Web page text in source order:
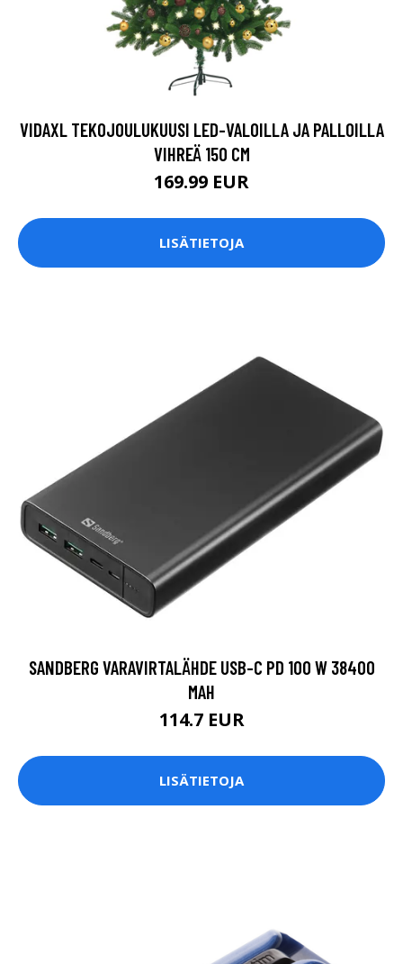
VIDAXL TEKOJOULUKUUSI LED-VALOILLA JA PALLOILLA
VIHREÄ 150 CM
169.99 EUR
LISÄTIETOJA
SANDBERG VARAVIRTALÄHDE USB-C PD 100 W 38400
MAH
114.7 EUR
LISÄTIETOJA